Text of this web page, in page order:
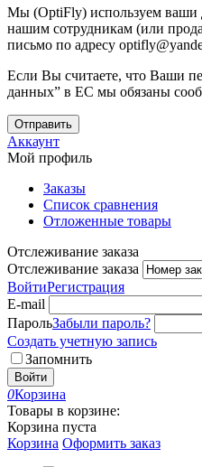
Мы (OptiFly) используем ваши
нашим сотрудникам (или
письмо по адресу
Если Вы считаете, что Ваши
данных” в ЕС мы обязаны
Отправить
Аккаунт
Мой профиль
Заказы
Список сравнения
Отложенные товары
Отслеживание заказа
Отслеживание заказа
ВойтиРегистрация
E-mail
ПарольЗабыли пароль?
Создать учетную запись
Запомнить
Войти
0Корзина
Товары в корзине:
Корзина пуста
Корзина Оформить заказ